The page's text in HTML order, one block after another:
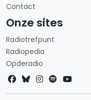
Contact
Onze sites
Radiotrefpunt
Radiopedia
Opderadio